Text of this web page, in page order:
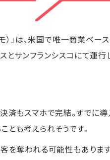
）」は、米国で唯一商業ベー
とサンフランシスコにて運
済もスマホで完結。すでに
とも考えられそうです。
を奪われる可能性もありま